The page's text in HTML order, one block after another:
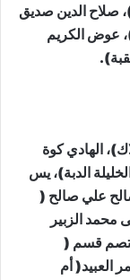
صلاح الدين صديق
عوض الكريم
الهادي كوة
الدبة)، يس
صالح علي صالح (
الزبير
قسم (
العبيد( أم